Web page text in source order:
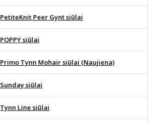
PetiteKnit Peer Gynt siūlai
POPPY siūlai
Primo Tynn Mohair siūlai (Naujiena)
Sunday siūlai
Tynn Line siūlai